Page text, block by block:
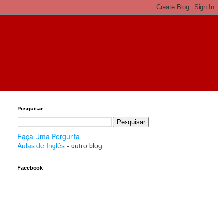
Pesquisar
Faça Uma Pergunta
Aulas de Inglês - outro blog
Facebook